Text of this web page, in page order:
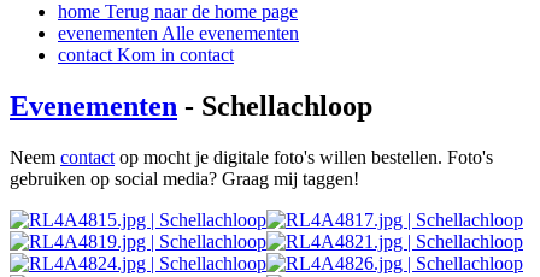
home Terug naar de home page
evenementen Alle evenementen
contact Kom in contact
Evenementen - Schellachloop
Neem contact op mocht je digitale foto's willen bestellen. Foto's
gebruiken op social media? Graag mij taggen!